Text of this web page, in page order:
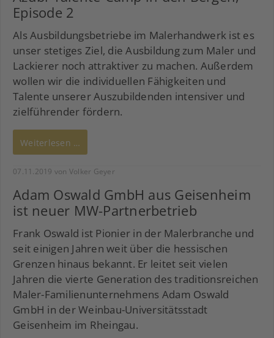
Episode 2
Als Ausbildungsbetriebe im Malerhandwerk ist es
unser stetiges Ziel, die Ausbildung zum Maler und
Lackierer noch attraktiver zu machen. Außerdem
wollen wir die individuellen Fähigkeiten und
Talente unserer Auszubildenden intensiver und
zielführender fördern.
Weiterlesen …
07.11.2019 von Volker Geyer
Adam Oswald GmbH aus Geisenheim
ist neuer MW-Partnerbetrieb
Frank Oswald ist Pionier in der Malerbranche und
seit einigen Jahren weit über die hessischen
Grenzen hinaus bekannt. Er leitet seit vielen
Jahren die vierte Generation des traditionsreichen
Maler-Familienunternehmens Adam Oswald
GmbH in der Weinbau-Universitätsstadt
Geisenheim im Rheingau.